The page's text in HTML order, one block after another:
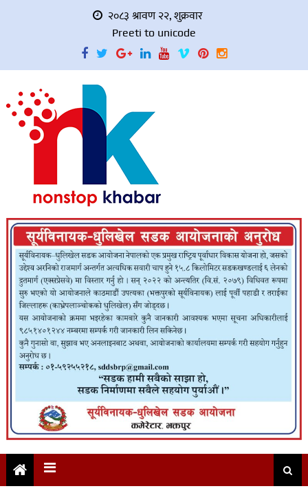
२०८३ श्रावण २२, शुक्रवार
Preeti to unicode